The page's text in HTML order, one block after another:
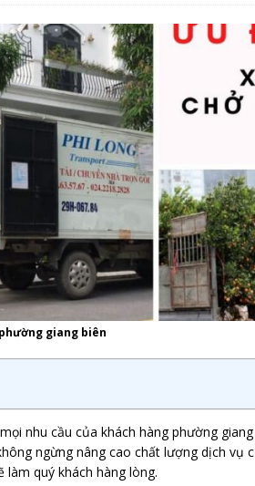
giang biên
nhu cầu của khách hàng phường
ngừng nâng cao chất lượng dịch vụ
làm quý khách hàng lòng.